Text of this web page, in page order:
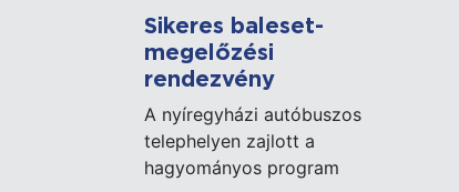
Sikeres baleset-
megelőzési
rendezvény
A nyíregyházi autóbuszos
telephelyen zajlott a
hagyományos program